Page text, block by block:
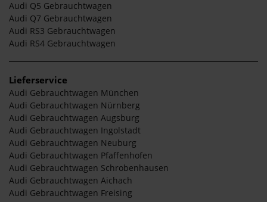
Audi Q5 Gebrauchtwagen
Audi Q7 Gebrauchtwagen
Audi RS3 Gebrauchtwagen
Audi RS4 Gebrauchtwagen
Lieferservice
Audi Gebrauchtwagen München
Audi Gebrauchtwagen Nürnberg
Audi Gebrauchtwagen Augsburg
Audi Gebrauchtwagen Ingolstadt
Audi Gebrauchtwagen Neuburg
Audi Gebrauchtwagen Pfaffenhofen
Audi Gebrauchtwagen Schrobenhausen
Audi Gebrauchtwagen Aichach
Audi Gebrauchtwagen Freising